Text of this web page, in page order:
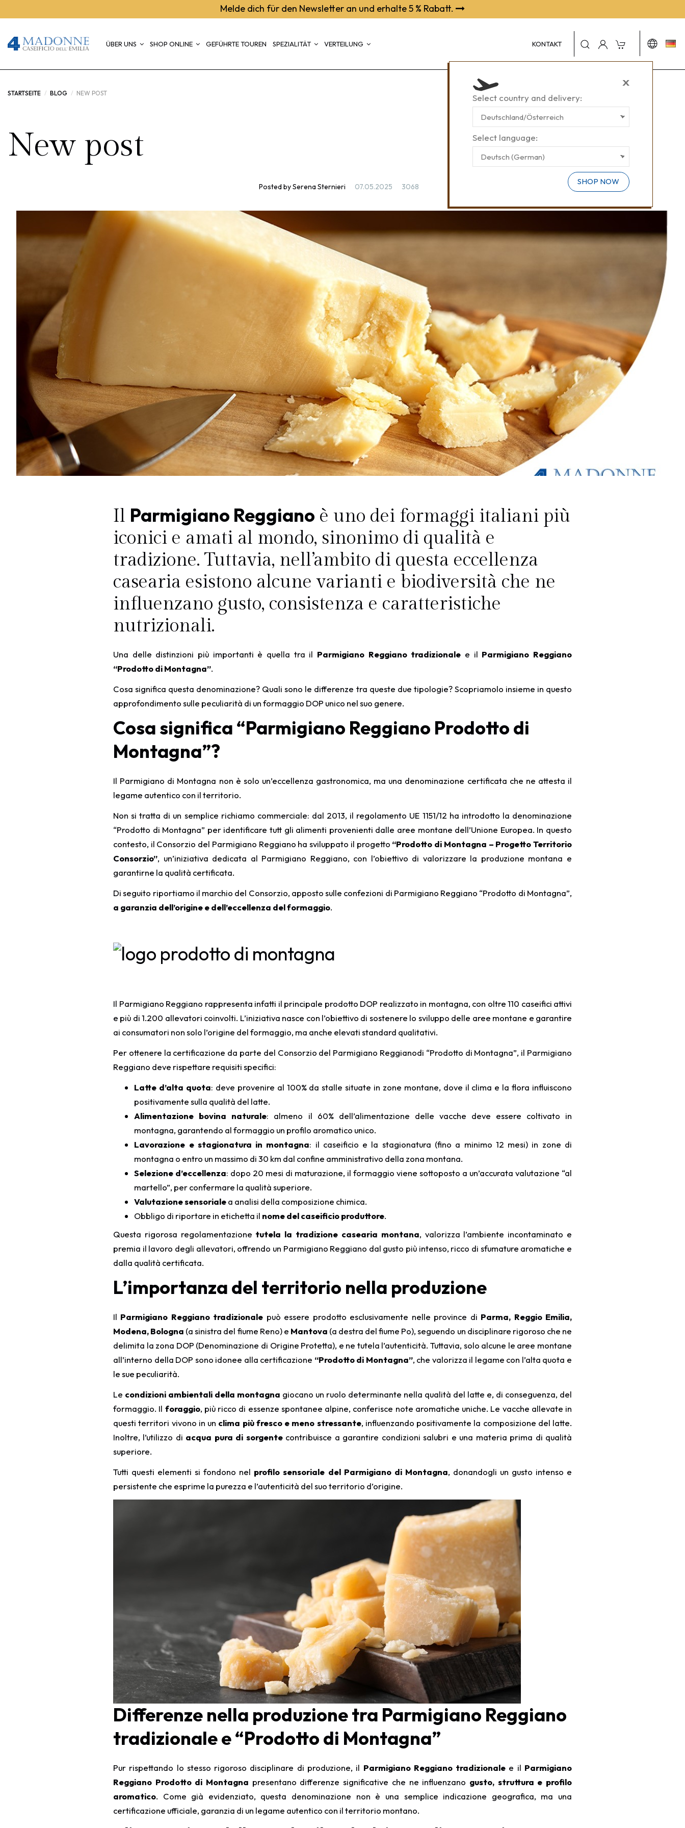
Melde dich für den Newsletter an und erhalte 5 % Rabatt.
ÜBER UNS SHOP ONLINE GEFÜHRTE TOUREN SPEZIALITÄT VERTEILUNG KONTAKT
X
Select country and delivery:
Select language:
SHOP NOW
STARTSEITE BLOG NEW POST
New post
Posted bySerena Sternieri 07.05.2025 3068
Il Parmigiano Reggiano è uno dei formaggi italiani più
iconici e amati al mondo, sinonimo di qualità e
tradizione. Tuttavia, nell’ambito di questa eccellenza
casearia esistono alcune varianti e biodiversità che ne
influenzano gusto, consistenza e caratteristiche
nutrizionali.
Una delle distinzioni più importanti è quella tra il Parmigiano Reggiano tradizionale e il Parmigiano Reggiano
“Prodotto di Montagna”.
Cosa significa questa denominazione? Quali sono le differenze tra queste due tipologie? Scopriamolo insieme in questo
approfondimento sulle peculiarità di un formaggio DOP unico nel suo genere.
Cosa significa “Parmigiano Reggiano Prodotto di
Montagna”?
Il Parmigiano di Montagna non è solo un’eccellenza gastronomica, ma una denominazione certificata che ne attesta il
legame autentico con il territorio.
Non si tratta di un semplice richiamo commerciale: dal 2013, il regolamento UE 1151/12 ha introdotto la denominazione
“Prodotto di Montagna” per identificare tutt gli alimenti provenienti dalle aree montane dell’Unione Europea. In questo
contesto, il Consorzio del Parmigiano Reggiano ha sviluppato il progetto “Prodotto di Montagna – Progetto Territorio
Consorzio”, un’iniziativa dedicata al Parmigiano Reggiano, con l’obiettivo di valorizzare la produzione montana e
garantirne la qualità certificata.
Di seguito riportiamo il marchio del Consorzio, apposto sulle confezioni di Parmigiano Reggiano “Prodotto di Montagna”,
a garanzia dell’origine e dell’eccellenza del formaggio.
Il Parmigiano Reggiano rappresenta infatti il principale prodotto DOP realizzato in montagna, con oltre 110 caseifici attivi
e più di 1.200 allevatori coinvolti. L’iniziativa nasce con l’obiettivo di sostenere lo sviluppo delle aree montane e garantire
ai consumatori non solo l’origine del formaggio, ma anche elevati standard qualitativi.
Per ottenere la certificazione da parte del Consorzio del Parmigiano Reggianodi “Prodotto di Montagna”, il Parmigiano
Reggiano deve rispettare requisiti specifici:
Latte d’alta quota: deve provenire al 100% da stalle situate in zone montane, dove il clima e la flora influiscono
positivamente sulla qualità del latte.
Alimentazione bovina naturale: almeno il 60% dell’alimentazione delle vacche deve essere coltivato in
montagna, garantendo al formaggio un profilo aromatico unico.
Lavorazione e stagionatura in montagna: il caseificio e la stagionatura (fino a minimo 12 mesi) in zone di
montagna o entro un massimo di 30 km dal confine amministrativo della zona montana.
Selezione d’eccellenza: dopo 20 mesi di maturazione, il formaggio viene sottoposto a un’accurata valutazione “al
martello”, per confermare la qualità superiore.
Valutazione sensorialea analisi della composizione chimica.
Obbligo di riportare in etichetta il nome del caseificio produttore.
Questa rigorosa regolamentazione tutela la tradizione casearia montana, valorizza l’ambiente incontaminato e
premia il lavoro degli allevatori, offrendo un Parmigiano Reggiano dal gusto più intenso, ricco di sfumature aromatiche e
dalla qualità certificata.
L’importanza del territorio nella produzione
Il Parmigiano Reggiano tradizionale può essere prodotto esclusivamente nelle province di Parma, Reggio Emilia,
Modena, Bologna (a sinistra del fiume Reno) e Mantova (a destra del fiume Po), seguendo un disciplinare rigoroso che ne
delimita la zona DOP (Denominazione di Origine Protetta), e ne tutela l’autenticità. Tuttavia, solo alcune le aree montane
all’interno della DOP sono idonee alla certificazione “Prodotto di Montagna”, che valorizza il legame con l’alta quota e
le sue peculiarità.
Le condizioni ambientali della montagna giocano un ruolo determinante nella qualità del latte e, di conseguenza, del
formaggio. Il foraggio, più ricco di essenze spontanee alpine, conferisce note aromatiche uniche. Le vacche allevate in
questi territori vivono in un clima più fresco e meno stressante, influenzando positivamente la composizione del latte.
Inoltre, l’utilizzo di acqua pura di sorgentecontribuisce a garantire condizioni salubri e una materia prima di qualità
superiore.
Tutti questi elementi si fondono nel profilo sensoriale del Parmigiano di Montagna, donandogli un gusto intenso e
persistente che esprime la purezza e l’autenticità del suo territorio d’origine.
Differenze nella produzione tra Parmigiano Reggiano
tradizionale e “Prodotto di Montagna”
Pur rispettando lo stesso rigoroso disciplinare di produzione, il Parmigiano Reggiano tradizionale e il Parmigiano
Reggiano Prodotto di Montagna presentano differenze significative che ne influenzano gusto, struttura e profilo
aromatico. Come già evidenziato, questa denominazione non è una semplice indicazione geografica, ma una
certificazione ufficiale, garanzia di un legame autentico con il territorio montano.